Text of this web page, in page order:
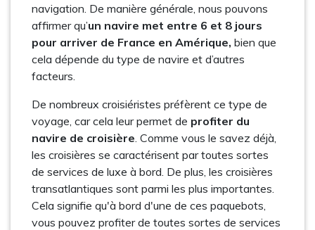
navigation. De manière générale, nous pouvons
affirmer qu’un navire met entre 6 et 8 jours
pour arriver de France en Amérique, bien que
cela dépende du type de navire et d’autres
facteurs.
De nombreux croisiéristes préfèrent ce type de
voyage, car cela leur permet de profiter du
navire de croisière. Comme vous le savez déjà,
les croisières se caractérisent par toutes sortes
de services de luxe à bord. De plus, les croisières
transatlantiques sont parmi les plus importantes.
Cela signifie qu'à bord d'une de ces paquebots,
vous pouvez profiter de toutes sortes de services